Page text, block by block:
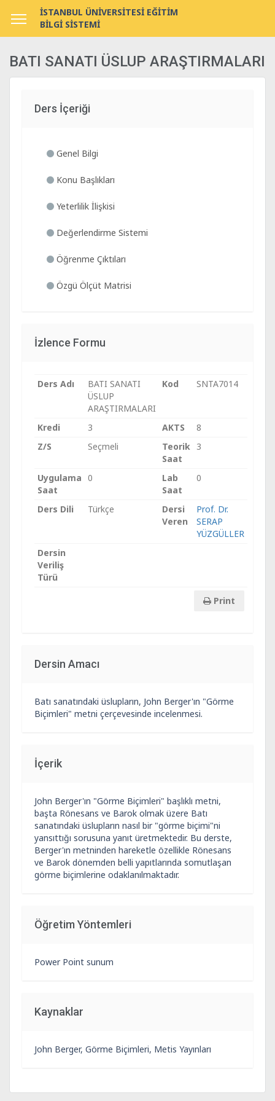
İSTANBUL ÜNİVERSİTESİ EĞİTİM
BİLGİ SİSTEMİ
BATI SANATI ÜSLUP ARAŞTIRMALARI
Ders İçeriği
Genel Bilgi
Konu Başlıkları
Yeterlilik İlişkisi
Değerlendirme Sistemi
Öğrenme Çıktıları
Özgü Ölçüt Matrisi
İzlence Formu
Ders Adı
BATI SANATI
ÜSLUP
ARAŞTIRMALARI
Kod SNTA7014
Kredi 3 AKTS
8
Z/S
Seçmeli
Teorik
Saat
3
Uygulama
Saat
0
Lab
Saat
0
Ders Dili Türkçe
Dersi
Veren
Prof. Dr.
SERAP
YÜZGÜLLER
Dersin
Veriliş
Türü
Print
Dersin Amacı
Batı sanatındaki üslupların, John Berger'ın "Görme
Biçimleri" metni çerçevesinde incelenmesi.
İçerik
John Berger'ın "Görme Biçimleri" başlıklı metni,
başta Rönesans ve Barok olmak üzere Batı
sanatındaki üslupların nasıl bir "görme biçimi"ni
yansıttığı sorusuna yanıt üretmektedir. Bu derste,
Berger'ın metninden hareketle özellikle Rönesans
ve Barok dönemden belli yapıtlarında somutlaşan
görme biçimlerine odaklanılmaktadır.
Öğretim Yöntemleri
Power Point sunum
Kaynaklar
John Berger, Görme Biçimleri, Metis Yayınları